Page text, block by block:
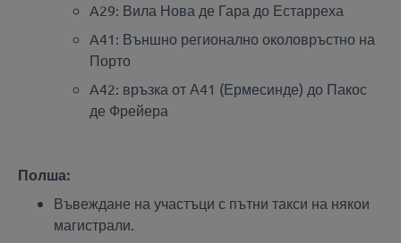
A29: Вила Нова де Гара до Естарреха
A41: Външно регионално околовръстно на
Порто
A42: връзка от А41 (Ермесинде) до Пакос
де Фрейера
Полша:
Въвеждане на участъци с пътни такси на някои
магистрали.